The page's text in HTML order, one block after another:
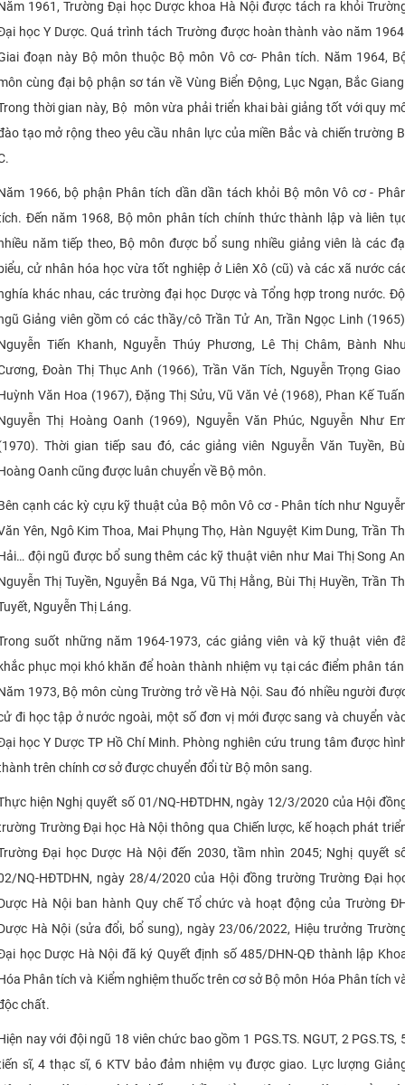
1961, Trường Đại học Dược khoa Hà Nội được tách ra khỏi
học Y Dược. Quá trình tách Trường được hoàn thành vào năm
đoạn này Bộ môn thuộc Bộ môn Vô cơ- Phân tích. Năm 1964,
cùng đại bộ phận sơ tán về Vùng Biển Động, Lục Ngạn, Bắc
thời gian này, Bộ môn vừa phải triển khai bài giảng tốt với quy
tạo mở rộng theo yêu cầu nhân lực của miền Bắc và chiến trường
1966, bộ phận Phân tích dần dần tách khỏi Bộ môn Vô cơ -
Đến năm 1968, Bộ môn phân tích chính thức thành lập và liên
năm tiếp theo, Bộ môn được bổ sung nhiều giảng viên là các
cử nhân hóa học vừa tốt nghiệp ở Liên Xô (cũ) và các xã nước
khác nhau, các trường đại học Dược và Tổng hợp trong nước.
Giảng viên gồm có các thầy/cô Trần Tử An, Trần Ngọc Linh
Tiến Khanh, Nguyễn Thúy Phương, Lê Thị Châm, Bành
Đoàn Thị Thục Anh (1966), Trần Văn Tích, Nguyễn Trọng Giao
Văn Hoa (1967), Đặng Thị Sửu, Vũ Văn Vẻ (1968), Phan Kế
Thị Hoàng Oanh (1969), Nguyễn Văn Phúc, Nguyễn Như
Thời gian tiếp sau đó, các giảng viên Nguyễn Văn Tuyền,
Oanh cũng được luân chuyển về Bộ môn.
cạnh các kỳ cựu kỹ thuật của Bộ môn Vô cơ - Phân tích như
Yên, Ngô Kim Thoa, Mai Phụng Thọ, Hàn Nguyệt Kim Dung, Trần
đội ngũ được bổ sung thêm các kỹ thuật viên như Mai Thị Song
Thị Tuyền, Nguyễn Bá Nga, Vũ Thị Hằng, Bùi Thị Huyền, Trần
Nguyễn Thị Láng.
suốt những năm 1964-1973, các giảng viên và kỹ thuật viên
phục mọi khó khăn để hoàn thành nhiệm vụ tại các điểm phân
1973, Bộ môn cùng Trường trở về Hà Nội. Sau đó nhiều người
đi học tập ở nước ngoài, một số đơn vị mới được sang và chuyển
học Y Dược TP Hồ Chí Minh. Phòng nghiên cứu trung tâm được
trên chính cơ sở được chuyển đổi từ Bộ môn sang.
hiện Nghị quyết số 01/NQ-HĐTDHN, ngày 12/3/2020 của Hội
Trường Đại học Hà Nội thông qua Chiến lược, kế hoạch phát
Đại học Dược Hà Nội đến 2030, tầm nhìn 2045; Nghị quyết
NQ-HĐTDHN, ngày 28/4/2020 của Hội đồng trường Trường Đại
Hà Nội ban hành Quy chế Tổ chức và hoạt động của Trường
Hà Nội (sửa đổi, bổ sung), ngày 23/06/2022, Hiệu trưởng
học Dược Hà Nội đã ký Quyết định số 485/DHN-QĐ thành lập
Phân tích và Kiểm nghiệm thuốc trên cơ sở Bộ môn Hóa Phân tích
chất.
nay với đội ngũ 18 viên chức bao gồm 1 PGS.TS. NGUT, 2 PGS.TS,
sĩ, 4 thạc sĩ, 6 KTV bảo đảm nhiệm vụ được giao. Lực lượng